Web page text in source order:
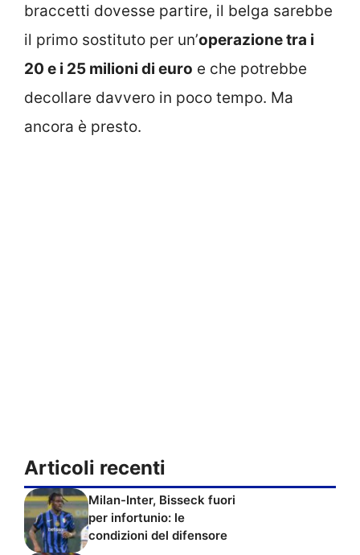
braccetti dovesse partire, il belga sarebbe
il primo sostituto per un’operazione tra i
20 e i 25 milioni di euro e che potrebbe
decollare davvero in poco tempo. Ma
ancora è presto.
Articoli recenti
Milan-Inter, Bisseck fuori
per infortunio: le
condizioni del difensore